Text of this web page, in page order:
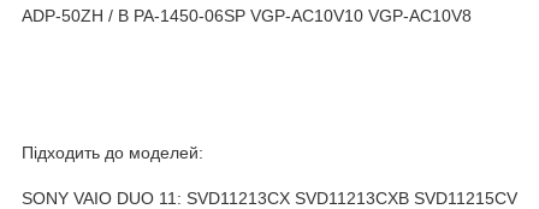
ADP-50ZH / B PA-1450-06SP VGP-AC10V10 VGP-AC10V8
Підходить до моделей:
SONY VAIO DUO 11: SVD11213CX SVD11213CXB SVD11215CV